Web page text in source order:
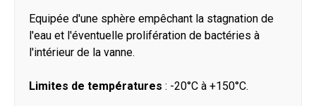
Equipée d'une sphère empêchant la stagnation de
l'eau et l'éventuelle prolifération de bactéries à
l'intérieur de la vanne.
Limites de températures : -20°C à +150°C.